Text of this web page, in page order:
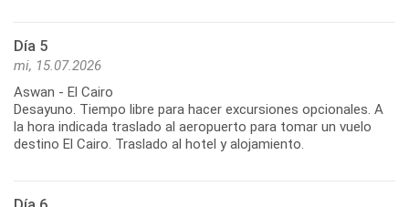
Día 5
mi, 15.07.2026
Aswan - El Cairo
Desayuno. Tiempo libre para hacer excursiones opcionales. A
la hora indicada traslado al aeropuerto para tomar un vuelo
destino El Cairo. Traslado al hotel y alojamiento.